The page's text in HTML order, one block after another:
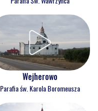
Wejherowo
Parafia św. Karola Boromeusza